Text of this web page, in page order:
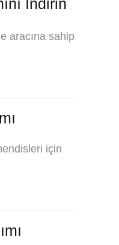
İndirin
aracına sahip
için